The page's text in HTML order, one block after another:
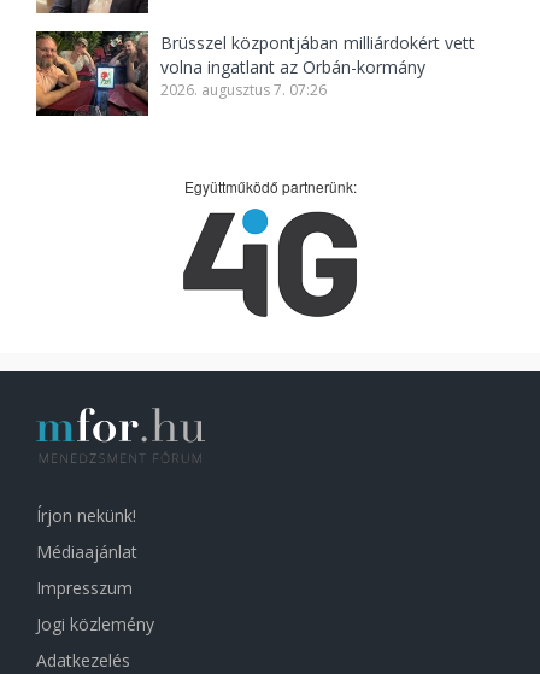
Brüsszel központjában milliárdokért vett
volna ingatlant az Orbán-kormány
2026. augusztus 7. 07:26
Együttműködő partnerünk:
Írjon nekünk!
Médiaajánlat
Impresszum
Jogi közlemény
Adatkezelés